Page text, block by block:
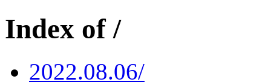
Index of /
2022.08.06/